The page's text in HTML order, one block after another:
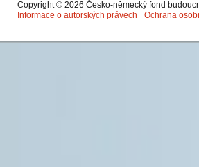
Copyright © 2026 Česko-německý fond
Informace o autorských právech
Ochrana